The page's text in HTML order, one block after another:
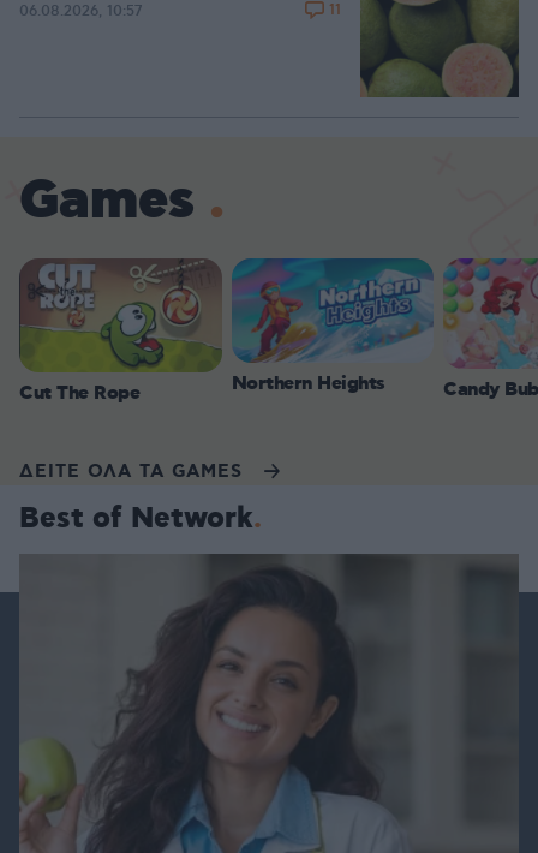
06.08.2026, 10:57 11
Games
Cut The Rope Northern Heights Candy
ΔΕΙΤΕ ΟΛΑ ΤΑ GAMES
Best of Network